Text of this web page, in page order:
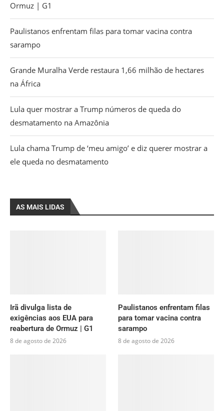
Ormuz | G1
Paulistanos enfrentam filas para tomar vacina contra
sarampo
Grande Muralha Verde restaura 1,66 milhão de hectares
na África
Lula quer mostrar a Trump números de queda do
desmatamento na Amazônia
Lula chama Trump de ‘meu amigo’ e diz querer mostrar a
ele queda no desmatamento
AS MAIS LIDAS
Irã divulga lista de
exigências aos EUA para
reabertura de Ormuz | G1
8 de agosto de 2026
Paulistanos enfrentam filas
para tomar vacina contra
sarampo
8 de agosto de 2026